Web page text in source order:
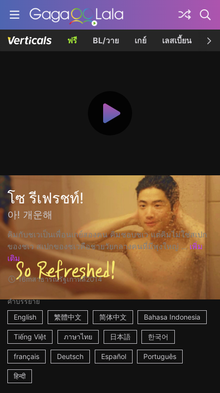
ฟรี BL/วาย เกย์ เลสเบี้ยน เค
โซ รีเฟรชท์!
아! 개운해
คิมกับชเวเป็นเพื่อนเกย์สองคน คิมชอบชเว แต่คิมไม่ใช่สเปก
ของชเว สเปกของชเวคือชายวัยกลางคนที่มีพุงใหญ่ ... เพิ่ม
เติม
16mสาธารณรัฐเกาหลี2014
คำบรรยาย
English
繁體中文 简体中文 Bahasa Indonesia
Tiếng Việt ภาษาไทย 日本語 한국어
français Deutsch Español Português
हिन्दी